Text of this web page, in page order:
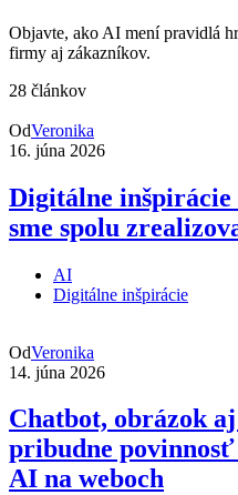
Objavte, ako AI mení pravidlá
firmy aj zákazníkov.
28 článkov
OdVeronika
16. júna 2026
Digitálne inšpirácie
sme spolu
AI
Digitálne inšpirácie
OdVeronika
14. júna 2026
Chatbot, obrázok
pribudne
AI na weboch